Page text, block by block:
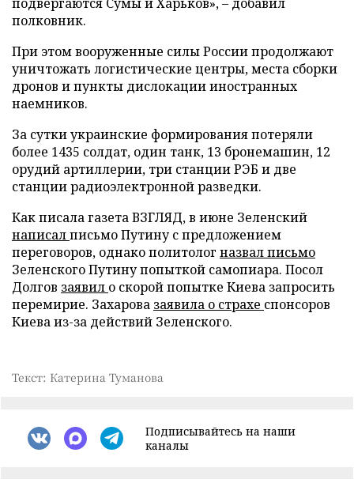
полковник.
При этом вооруженные силы России продолжают
уничтожать логистические центры, места сборки
дронов и пункты дислокации иностранных
наемников.
За сутки украинские формирования потеряли
более 1435 солдат, один танк, 13 бронемашин, 12
орудий артиллерии, три станции РЭБ и две
станции радиоэлектронной разведки.
Как писала газета ВЗГЛЯД, в июне Зеленский
написалписьмо Путину с предложением
переговоров, однако политолог назвал письмо
Зеленского Путину попыткой самопиара. Посол
Долгов заявил о скорой попытке Киева запросить
перемирие. Захарова заявила о страхе спонсоров
Киева из-за действий Зеленского.
Текст: Катерина Туманова
Подписывайтесь на наши
каналы